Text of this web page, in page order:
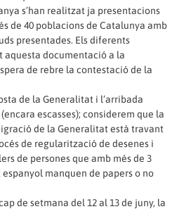
s’han realitzat ja presentacions
de 40 poblacions de Catalunya amb
presentades. Els diferents
documentació a la
de rebre la contestació de la
de la Generalitat i l’arribada
escasses); considerem que la
de la Generalitat està travant
de regularització de desenes i
de persones que amb més de 3
espanyol manquen de papers o no
de setmana del 12 al 13 de juny, la